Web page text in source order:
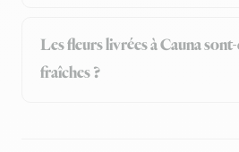
Les fleurs livrées à Cauna
fraîches ?